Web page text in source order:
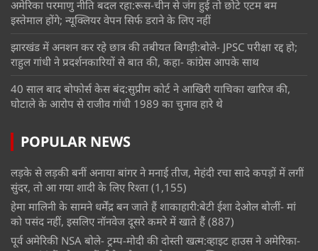
अमेरिका परमाणु नीति बदल रहा:रूस-चीन से जंग हुई तो छोटे एटम बम
इस्तेमाल होंगे; न्यूक्लियर वेपन सिर्फ डराने के लिए नहीं
झारखंड में अनशन कर रहे छात्र की तबीयत बिगड़ी:बोले- JPSC परीक्षा रद्द हो;
राहुल गांधी ने प्रदर्शनकारियों से बात की, कहा- कांग्रेस आपके साथ
40 साल बाद बोफोर्स केस बंद:सुप्रीम कोर्ट ने आखिरी याचिका खारिज की,
घोटाले के आरोप से राजीव गांधी 1989 का चुनाव हारे थे
POPULAR NEWS
लड़के से लड़की बनीं अनाया बांगर ने मनाई तीज, मेहंदी रचा सादे कपड़ों में लगीं
सुंदर, तो आ गया शादी के लिए रिश्ता (1,155)
हेमा मालिनी के सामने धर्मेंद्र बन जाते हैं शाकाहारी:बेटी ईशा देओल बोलीं- मां
को पसंद नहीं, इसलिए नॉनवेज दूसरे कमरे में खाते हैं (887)
पूर्व अमेरिकी NSA बोले- ट्रम्प-मोदी की दोस्ती खत्म:व्हाइट हाउस ने अमेरिका-